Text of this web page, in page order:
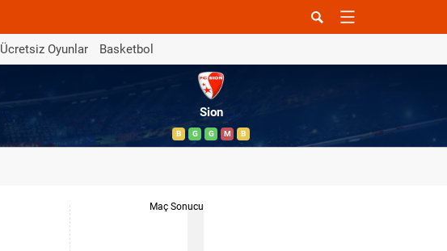
Ücretsiz Oyunlar Basketbol
Sion
B G G M B
Maç Sonucu